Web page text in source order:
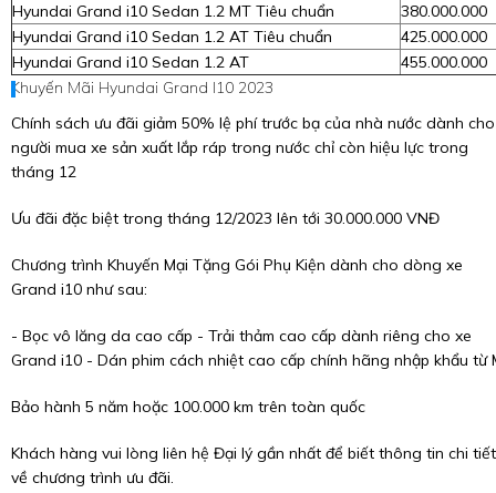
Hyundai Grand i10 Sedan 1.2 MT Tiêu chuẩn
380.000.000
Hyundai Grand i10 Sedan 1.2 AT Tiêu chuẩn
425.000.000
Hyundai Grand i10 Sedan 1.2 AT
455.000.000
Khuyến Mãi Hyundai Grand I10 2023
Chính sách ưu đãi giảm 50% lệ phí trước bạ của nhà nước dành cho
người mua xe sản xuất lắp ráp trong nước chỉ còn hiệu lực trong
tháng 12
Ưu đãi đặc biệt trong tháng 12/2023 lên tới 30.000.000 VNĐ
Chương trình Khuyến Mại Tặng Gói Phụ Kiện dành cho dòng xe
Grand i10 như sau:
- Bọc vô lăng da cao cấp - Trải thảm cao cấp dành riêng cho xe
Grand i10 - Dán phim cách nhiệt cao cấp chính hãng nhập khẩu từ
Bảo hành 5 năm hoặc 100.000 km trên toàn quốc
Khách hàng vui lòng liên hệ Đại lý gần nhất để biết thông tin chi tiết
về chương trình ưu đãi.